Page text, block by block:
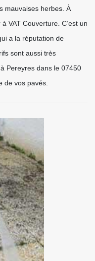
mauvaises herbes. À
VAT Couverture. C’est un
a la réputation de
sont aussi très
Pereyres dans le 07450
de vos pavés.